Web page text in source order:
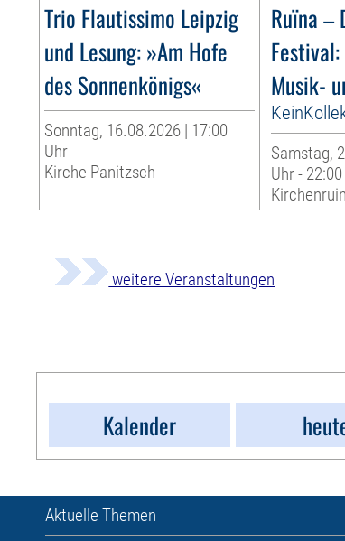
Trio Flautissimo Leipzig
und Lesung: »Am Hofe
des Sonnenkönigs«
Sonntag, 16.08.2026 | 17:00
Uhr
Kirche Panitzsch
Ruïna –
Musik-
Samstag,
Uhr -
weitere Veranstaltungen
Kalender
Aktuelle Themen